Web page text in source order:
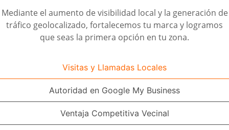
Mediante el aumento de visibilidad local y la generación de
tráfico geolocalizado, fortalecemos tu marca y logramos
que seas la primera opción en tu zona.
Visitas y Llamadas Locales
Autoridad en Google My Business
Ventaja Competitiva Vecinal